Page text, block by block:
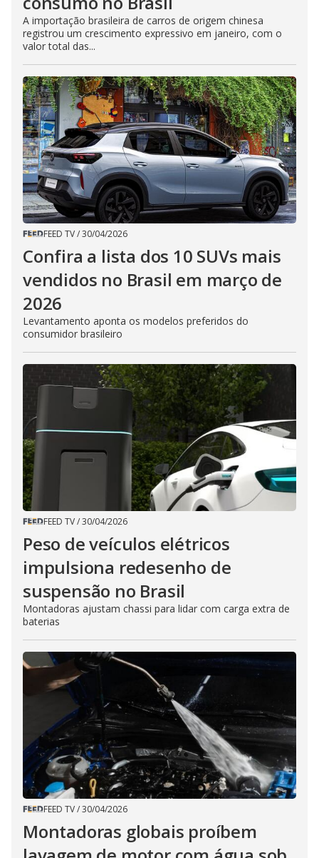
A importação brasileira de carros de origem chinesa
registrou um crescimento expressivo em janeiro, com o
valor total das...
FEED TV/30/04/2026
Confira a lista dos 10 SUVs mais
vendidos no Brasil em março de
2026
Levantamento aponta os modelos preferidos do
consumidor brasileiro
FEED TV/30/04/2026
Peso de veículos elétricos
impulsiona redesenho de
suspensão no Brasil
Montadoras ajustam chassi para lidar com carga extra de
baterias
FEED TV/30/04/2026
Montadoras globais proíbem